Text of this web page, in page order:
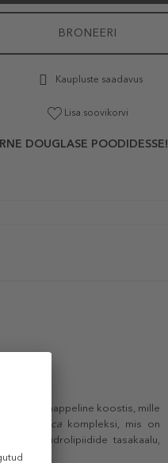
BRONEERI
Kaupluste saadavus
Lisa soovikorvi
DOUGLASE POODIDESSE!
Kergelt happeline koostis, mille
Snail Truecica kompleksi, mis on
naha hüdrolipiidide tasakaalu,